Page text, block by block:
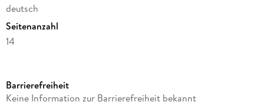
deutsch
Seitenanzahl
14
Herausgegeben von
Barrierefreiheit
Keine Information zur Barrierefreiheit bekannt